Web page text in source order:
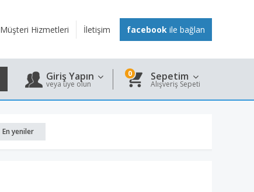
Müşteri Hizmetleri İletişim facebook ile bağlan
Giriş Yapın
veya üye olun
0 Sepetim
Alışveriş Sepeti
En yeniler